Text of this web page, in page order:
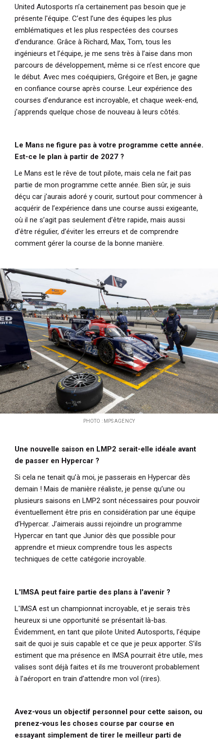
United Autosports n’a certainement pas besoin que je
présente l'équipe. C’est l’une des équipes les plus
emblématiques et les plus respectées des courses
d’endurance. Grâce à Richard, Max, Tom, tous les
ingénieurs et l’équipe, je me sens très à l’aise dans mon
parcours de développement, même si ce n’est encore que
le début. Avec mes coéquipiers, Grégoire et Ben, je gagne
en confiance course après course. Leur expérience des
courses d’endurance est incroyable, et chaque week-end,
j’apprends quelque chose de nouveau à leurs côtés.
Le Mans ne figure pas à votre programme cette année.
Est-ce le plan à partir de 2027 ?
Le Mans est le rêve de tout pilote, mais cela ne fait pas
partie de mon programme cette année. Bien sûr, je suis
déçu car j’aurais adoré y courir, surtout pour commencer à
acquérir de l’expérience dans une course aussi exigeante,
où il ne s’agit pas seulement d’être rapide, mais aussi
d’être régulier, d’éviter les erreurs et de comprendre
comment gérer la course de la bonne manière.
PHOTO : MPS AGENCY
Une nouvelle saison en LMP2 serait-elle idéale avant
de passer en Hypercar ?
Si cela ne tenait qu’à moi, je passerais en Hypercar dès
demain ! Mais de manière réaliste, je pense qu’une ou
plusieurs saisons en LMP2 sont nécessaires pour pouvoir
éventuellement être pris en considération par une équipe
d’Hypercar. J’aimerais aussi rejoindre un programme
Hypercar en tant que Junior dès que possible pour
apprendre et mieux comprendre tous les aspects
techniques de cette catégorie incroyable.
L'IMSA peut faire partie des plans à l'avenir ?
L'IMSA est un championnat incroyable, et je serais très
heureux si une opportunité se présentait là-bas.
Évidemment, en tant que pilote United Autosports, l’équipe
sait de quoi je suis capable et ce que je peux apporter. S’ils
estiment que ma présence en IMSA pourrait être utile, mes
valises sont déjà faites et ils me trouveront probablement
à l’aéroport en train d’attendre mon vol (rires).
Avez-vous un objectif personnel pour cette saison, ou
prenez-vous les choses course par course en
essayant simplement de tirer le meilleur parti de